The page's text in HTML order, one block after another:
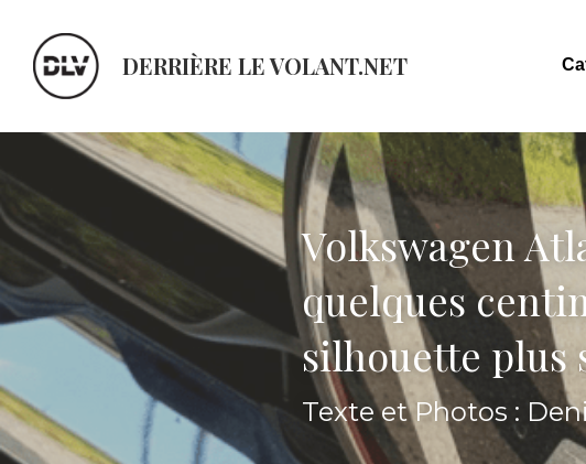
DERRIÈRE LE VOLANT.NET
Volkswagen
quelques
silhouette plus
Texte et Photos :